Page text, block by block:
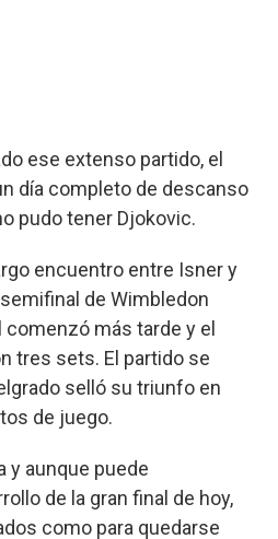
ese extenso partido, el
día completo de descanso
pudo tener Djokovic.
encuentro entre Isner y
de Wimbledon
más tarde y el
tres sets. El partido se
selló su triunfo en
de juego.
y aunque puede
de la gran final de hoy,
como para quedarse